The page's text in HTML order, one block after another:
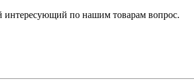
интересующий по нашим товарам вопрос.